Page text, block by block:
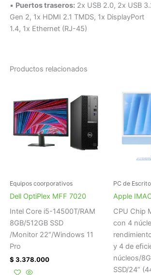
▪ Puertos traseros: 2x USB 2.0, 2x USB
Gen 2, 1x HDMI 2.1 TMDS, 1x DisplayPort
1.4, 1x Ethernet (RJ-45)
Productos relacionados
Equipos coorporativos
Dell OptiPlex MFF 7020
Intel Core i5-14500T/RAM
8GB/512GB SSD
/Monitor 22″/Windows 11
Pro
$ 3.378.000
PC de
Apple
CPU Chip
con 4
y 4 de
núcleos/
SSD/24”